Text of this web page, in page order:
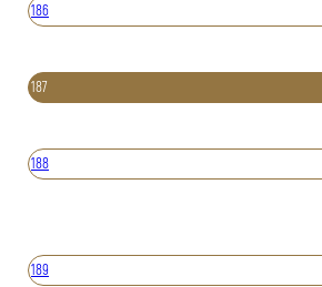
186
187
188
189